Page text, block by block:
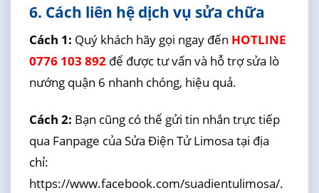
6. Cách liên hệ dịch vụ sửa chữa
Cách 1: Quý khách hãy gọi ngay đến HOTLINE
0776 103 892để được tư vấn và hỗ trợ sửa lò
nướng quận 6 nhanh chóng, hiệu quả.
Cách 2: Bạn cũng có thể gửi tin nhắn trực tiếp
qua Fanpage của Sửa Điện Tử Limosa tại địa
chỉ:
https://www.facebook.com/suadientulimosa/.